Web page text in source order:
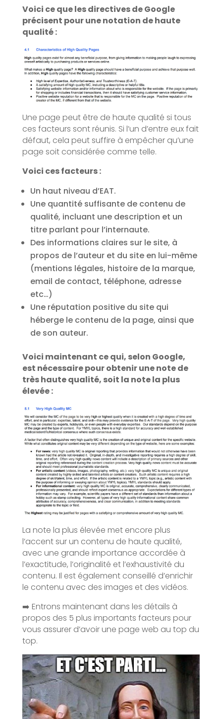
Voici ce que les directives de Google
précisent pour une notation de haute
qualité :
Une page peut être de haute qualité si tous
ces facteurs sont réunis. Si l’un d’entre eux fait
défaut, cela peut suffire à empêcher qu’une
page soit considérée comme telle.
Voici ces facteurs :
Un haut niveau d’EAT.
Une quantité suffisante de contenu de
qualité, incluant une description et un
titre parlant pour l’internaute.
Des informations claires sur le site, à
propos de l’auteur et du site en lui-même
(mentions légales, histoire de la marque,
email de contact, téléphone, adresse
etc…)
Une réputation positive du site qui
héberge le contenu de la page, ainsi que
de son auteur.
Voici maintenant ce qui, selon Google,
est nécessaire pour obtenir une note de
très haute qualité, soit la note la plus
élevée :
La note la plus élevée met encore plus
l’accent sur un contenu de haute qualité,
avec une grande importance accordée à
l’exactitude, l’originalité et l’exhaustivité du
contenu. Il est également conseillé d’enrichir
le contenu avec des images et des vidéos.
➡️ Entrons maintenant dans les détails à
propos des 5 plus importants facteurs pour
vous assurer d’avoir une page web au top du
top.